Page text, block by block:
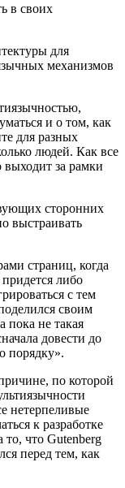
в своих
для
механизмов
и о том, как
для разных
людей. Как все
за рамки
сторонних
выстраивать
страниц, когда
либо
с тем
своим
пока не такая
довести до
порядку».
по которой
нетерпеливые
к разработке
то, что Gutenberg
перед тем, как